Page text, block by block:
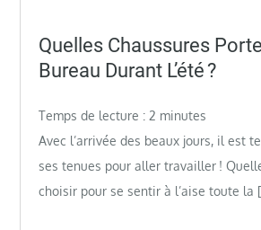
on
Quelles Chaussures
Bureau Durant L’été ?
Temps de lecture :2 minutes
Avec l’arrivée des beaux jours, il est
ses tenues pour aller travailler !
choisir pour se sentir à l’aise toute la